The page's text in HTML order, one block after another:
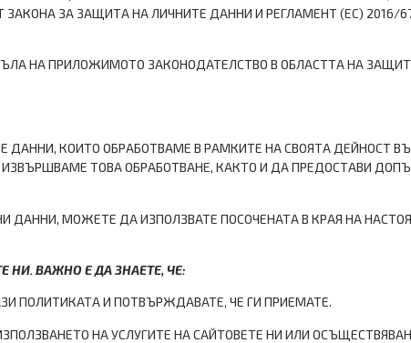
ЗА ЗАЩИТА НА ЛИЧНИТЕ ДАННИ И РЕГЛАМЕНТ (ЕС) 2016/
НА ПРИЛОЖИМОТО ЗАКОНОДАТЕЛСТВО В ОБЛАСТТА НА
КОИТО ОБРАБОТВАМЕ В РАМКИТЕ НА СВОЯТА ДЕЙНОСТ
ТОВА ОБРАБОТВАНЕ, КАКТО И ДА ПРЕДОСТАВИ
ДАННИ, МОЖЕТЕ ДА ИЗПОЛЗВАТЕ ПОСОЧЕНАТА В КРАЯ НА
НИ. ВАЖНО Е ДА ЗНАЕТЕ, ЧЕ:
ПОЛИТИКАТА И ПОТВЪРЖДАВАТЕ, ЧЕ ГИ ПРИЕМАТЕ.
НА УСЛУГИТЕ НА САЙТОВЕТЕ НИ ИЛИ